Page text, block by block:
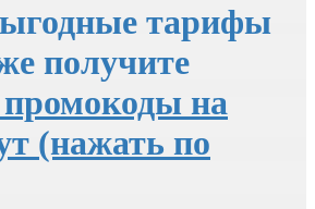
тарифы
получите
на
(нажать по